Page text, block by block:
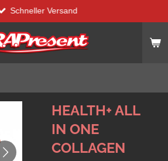
Schneller Versand
HEALTH+ ALL
IN ONE
COLLAGEN